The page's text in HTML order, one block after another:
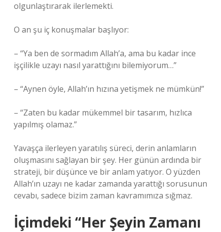
olgunlaştırarak ilerlemekti.
O an şu iç konuşmalar başlıyor:
– “Ya ben de sormadım Allah’a, ama bu kadar ince
işçilikle uzayı nasıl yarattığını bilemiyorum…”
– “Aynen öyle, Allah’ın hızına yetişmek ne mümkün!”
– “Zaten bu kadar mükemmel bir tasarım, hızlıca
yapılmış olamaz.”
Yavaşça ilerleyen yaratılış süreci, derin anlamların
oluşmasını sağlayan bir şey. Her günün ardında bir
strateji, bir düşünce ve bir anlam yatıyor. O yüzden
Allah’ın uzayı ne kadar zamanda yarattığı sorusunun
cevabı, sadece bizim zaman kavramımıza sığmaz.
İçimdeki “Her Şeyin Zamanı